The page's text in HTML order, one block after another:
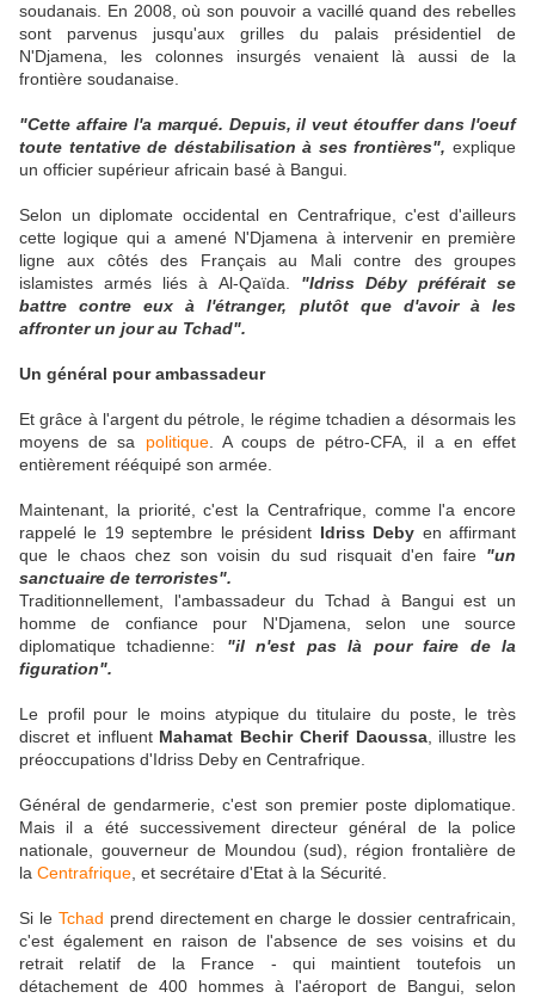
soudanais. En 2008, où son pouvoir a vacillé quand des rebelles
sont parvenus jusqu'aux grilles du palais présidentiel de
N'Djamena, les colonnes insurgés venaient là aussi de la
frontière soudanaise.
"Cette affaire l'a marqué. Depuis, il veut étouffer dans l'oeuf
toute tentative de déstabilisation à ses frontières", explique
un officier supérieur africain basé à Bangui.
Selon un diplomate occidental en Centrafrique, c'est d'ailleurs
cette logique qui a amené N'Djamena à intervenir en première
ligne aux côtés des Français au Mali contre des groupes
islamistes armés liés à Al-Qaïda. "Idriss Déby préférait se
battre contre eux à l'étranger, plutôt que d'avoir à les
affronter un jour au Tchad".
Un général pour ambassadeur
Et grâce à l'argent du pétrole, le régime tchadien a désormais les
moyens de sa politique. A coups de pétro-CFA, il a en effet
entièrement rééquipé son armée.
Maintenant, la priorité, c'est la Centrafrique, comme l'a encore
rappelé le 19 septembre le président Idriss Deby en affirmant
que le chaos chez son voisin du sud risquait d'en faire "un
sanctuaire de terroristes".
Traditionnellement, l'ambassadeur du Tchad à Bangui est un
homme de confiance pour N'Djamena, selon une source
diplomatique tchadienne: "il n'est pas là pour faire de la
figuration".
Le profil pour le moins atypique du titulaire du poste, le très
discret et influent Mahamat Bechir Cherif Daoussa, illustre les
préoccupations d'Idriss Deby en Centrafrique.
Général de gendarmerie, c'est son premier poste diplomatique.
Mais il a été successivement directeur général de la police
nationale, gouverneur de Moundou (sud), région frontalière de
la Centrafrique , et secrétaire d'Etat à la Sécurité.
Si le Tchad prend directement en charge le dossier centrafricain,
c'est également en raison de l'absence de ses voisins et du
retrait relatif de la France - qui maintient toutefois un
détachement de 400 hommes à l'aéroport de Bangui, selon